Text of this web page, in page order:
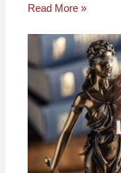
Read More »